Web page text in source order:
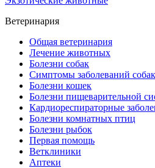
Ветеринария
Общая ветеринария
Лечение животных
Болезни собак
Симптомы заболеваний собак
Болезни кошек
Болезни пищеварительной
Кардиореспираторные
Болезни комнатных птиц
Болезни рыбок
Первая помощь
Ветклиники
Аптеки